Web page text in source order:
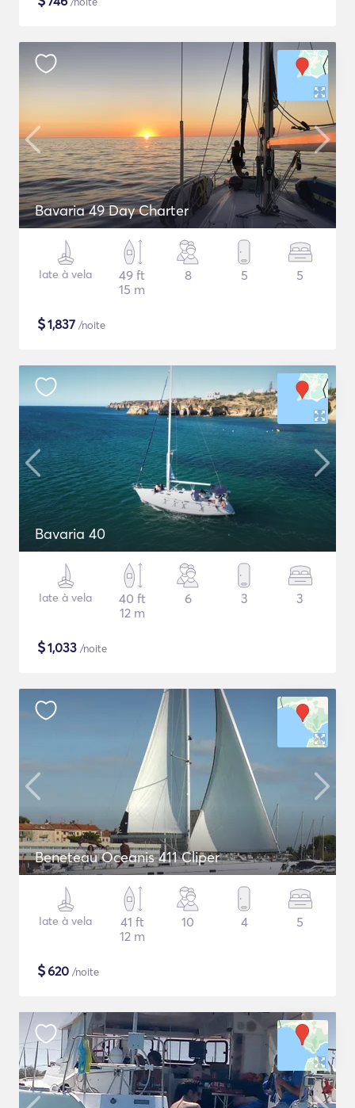
Bavaria 49 Day Charter
Iate à vela
49 ft
15 m
8 5 5
$1,837 /noite
Bavaria 40
Iate à vela
40 ft
12 m
6 3 3
$1,033 /noite
Beneteau Oceanis 411 Cliper
Iate à vela
41 ft
12 m
10 4 5
$620 /noite